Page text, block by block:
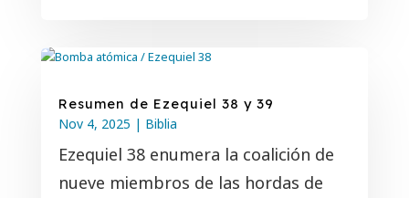
Resumen de Ezequiel 38 y 39
Nov 4, 2025 | Biblia
Ezequiel 38enumera la coalición de
nueve miembros de las hordas de